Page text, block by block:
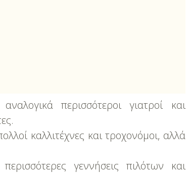
αναλογικά περισσότεροι γιατροί και
καλλιτέχνες και τροχονόμοι, αλλά
γεννήσεις πιλότων και